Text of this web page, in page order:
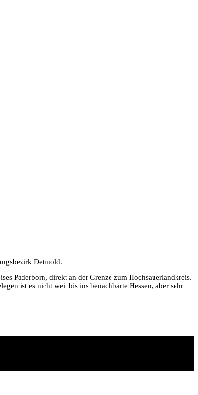
Detmold.
Paderborn, direkt an der Grenze zum Hochsauerlandkreis.
ist es nicht weit bis ins benachbarte Hessen, aber sehr